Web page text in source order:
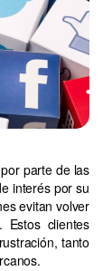
parte de las
interés por su
evitan volver
clientes
tanto